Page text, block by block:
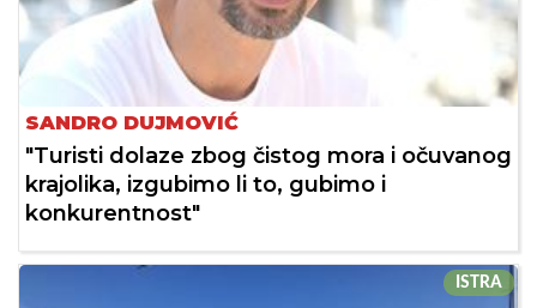
SANDRO DUJMOVIĆ
"Turisti dolaze zbog čistog mora i očuvanog
krajolika, izgubimo li to, gubimo i
konkurentnost"
ISTRA